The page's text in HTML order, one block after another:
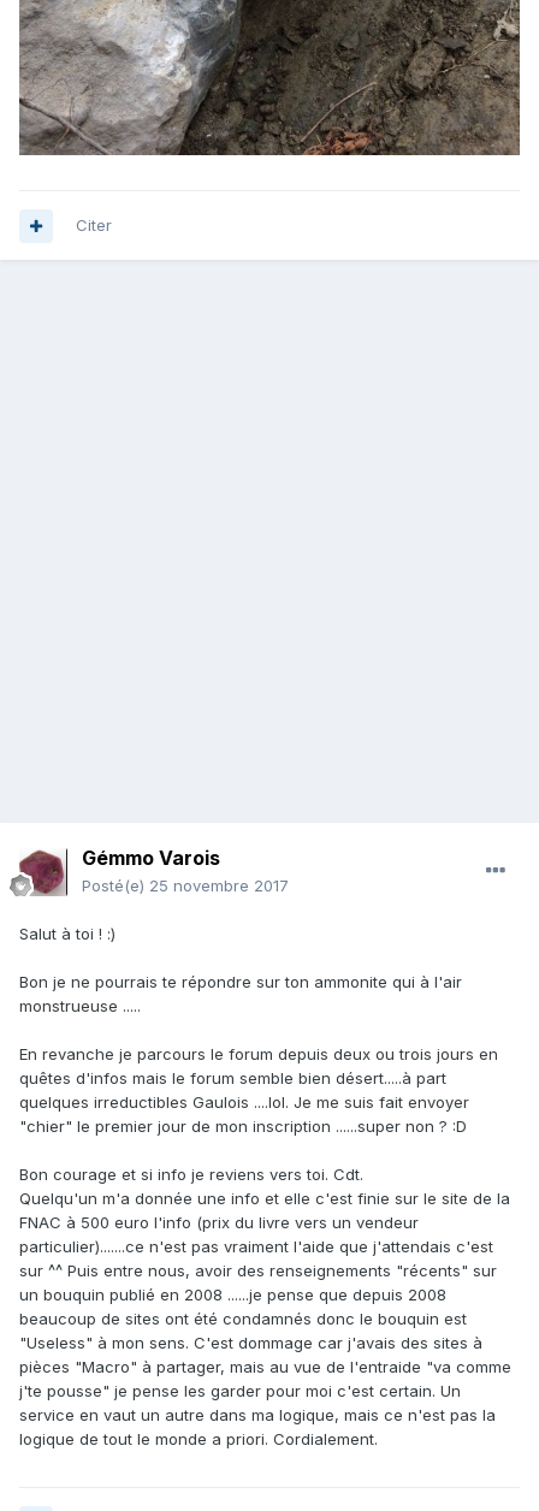
Citer
Gémmo Varois
Posté(e) 25 novembre 2017
Salut à toi ! :)
Bon je ne pourrais te répondre sur ton ammonite qui à l'air
monstrueuse .....
En revanche je parcours le forum depuis deux ou trois jours en
quêtes d'infos mais le forum semble bien désert.....à part
quelques irreductibles Gaulois ....lol. Je me suis fait envoyer
"chier" le premier jour de mon inscription ......super non ? :D
Bon courage et si info je reviens vers toi. Cdt.
Quelqu'un m'a donnée une info et elle c'est finie sur le site de la
FNAC à 500 euro l'info (prix du livre vers un vendeur
particulier).......ce n'est pas vraiment l'aide que j'attendais c'est
sur ^^ Puis entre nous, avoir des renseignements "récents" sur
un bouquin publié en 2008 ......je pense que depuis 2008
beaucoup de sites ont été condamnés donc le bouquin est
"Useless" à mon sens. C'est dommage car j'avais des sites à
pièces "Macro" à partager, mais au vue de l'entraide "va comme
j'te pousse" je pense les garder pour moi c'est certain. Un
service en vaut un autre dans ma logique, mais ce n'est pas la
logique de tout le monde a priori. Cordialement.